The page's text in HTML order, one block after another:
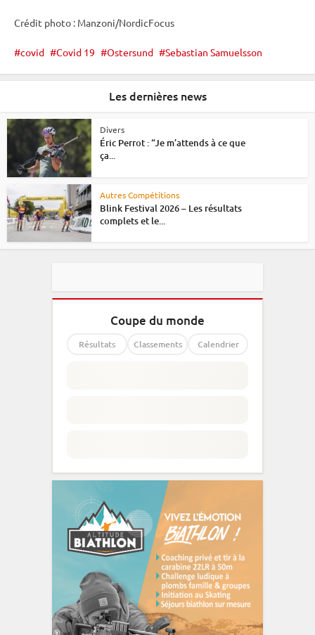
Crédit photo : Manzoni/NordicFocus
covid Covid 19 Ostersund Sebastian Samuelsson
Les dernières news
Divers
Éric Perrot : “Je m’attends à ce que
ça...
Autres Compétitions
Blink Festival 2026 – Les résultats
complets et le...
Coupe du monde
Résultats Classements Calendrier